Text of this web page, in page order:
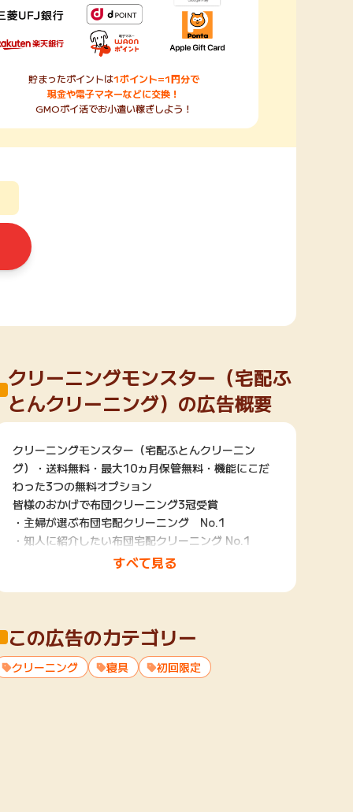
貯まったポイントは1ポイント=1円分で
現金や電子マネーなどに交換！
GMOポイ活でお小遣い稼ぎしよう！
クリーニングモンスター（宅配ふ
とんクリーニング）の広告概要
クリーニングモンスター（宅配ふとんクリーニン
グ）・送料無料・最大10ヵ月保管無料・機能にこだ
わった3つの無料オプション
皆様のおかげで布団クリーニング3冠受賞
・主婦が選ぶ布団宅配クリーニング No.1
・知人に紹介したい布団宅配クリーニング No.1
・技術が信用できる布団宅配クリーニング No.1
※調査概要：2021年1月期ブランドのイメージ調査
すべて見る
この広告のカテゴリー
クリーニング 寝具 初回限定